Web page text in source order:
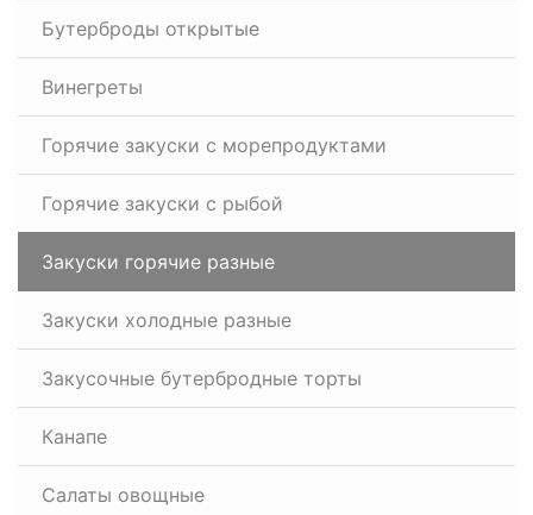
Бутерброды открытые
Винегреты
Горячие закуски с морепродуктами
Горячие закуски с рыбой
Закуски горячие разные
Закуски холодные разные
Закусочные бутербродные торты
Канапе
Салаты овощные